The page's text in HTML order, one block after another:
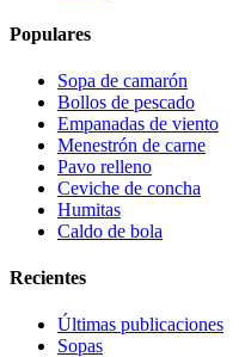
Populares
Sopa de camarón
Bollos de pescado
Empanadas de viento
Menestrón de carne
Pavo relleno
Ceviche de concha
Humitas
Caldo de bola
Recientes
Últimas publicaciones
Sopas